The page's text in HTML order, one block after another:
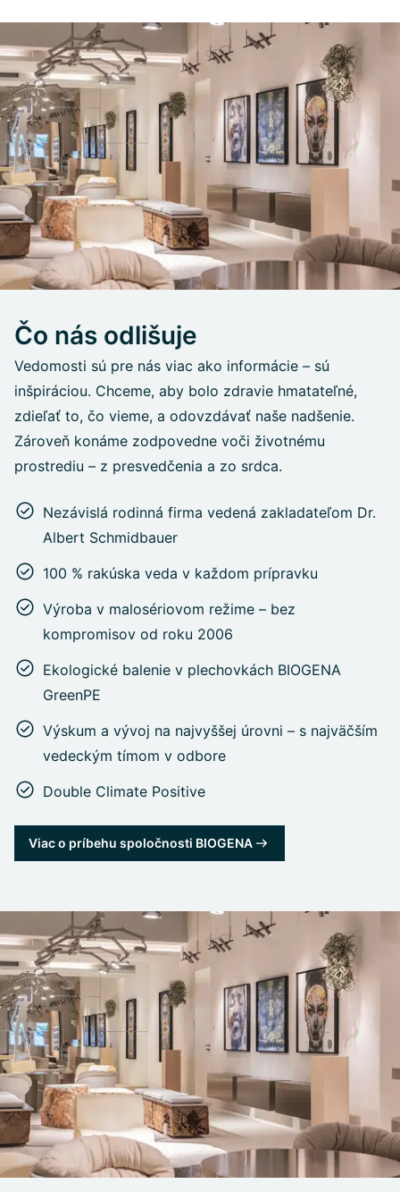
Čo nás odlišuje
Vedomosti sú pre nás viac ako informácie – sú
inšpiráciou. Chceme, aby bolo zdravie hmatateľné,
zdieľať to, čo vieme, a odovzdávať naše nadšenie.
Zároveň konáme zodpovedne voči životnému
prostrediu – z presvedčenia a zo srdca.
Nezávislá rodinná firma vedená zakladateľom Dr.
Albert Schmidbauer
100 % rakúska veda v každom prípravku
Výroba v malosériovom režime – bez
kompromisov od roku 2006
Ekologické balenie v plechovkách BIOGENA
GreenPE
Výskum a vývoj na najvyššej úrovni – s najväčším
vedeckým tímom v odbore
Double Climate Positive
Viac o príbehu spoločnosti BIOGENA